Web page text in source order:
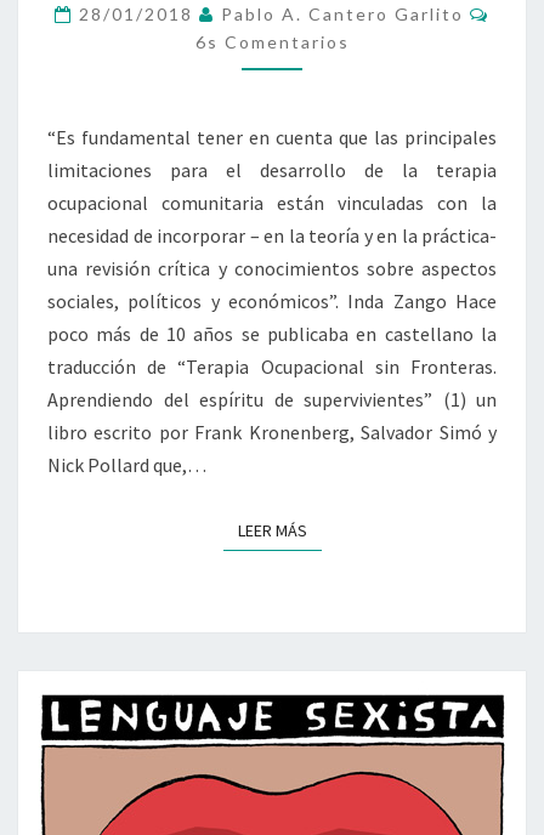
Y
DESDE
LA
28/01/2018 Pablo A. Cantero Garlito
6s Comentarios
“Es fundamental tener en cuenta que las principales
limitaciones para el desarrollo de la terapia
ocupacional comunitaria están vinculadas con la
necesidad de incorporar – en la teoría y en la práctica-
una revisión crítica y conocimientos sobre aspectos
sociales, políticos y económicos”. Inda Zango Hace
poco más de 10 años se publicaba en castellano la
traducción de “Terapia Ocupacional sin Fronteras.
Aprendiendo del espíritu de supervivientes” (1) un
libro escrito por Frank Kronenberg, Salvador Simó y
Nick Pollard que,…
LEER MÁSLEER MÁS